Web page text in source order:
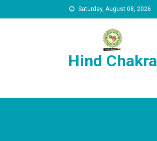
Saturday, August 08, 2026
Hind Chakra